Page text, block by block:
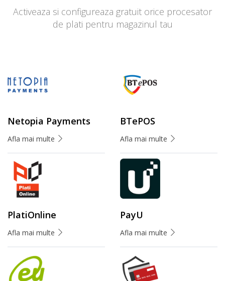
Activeaza si configureaza gratuit orice procesator
de plati pentru magazinul tau
Netopia Payments
Afla mai multe
BTePOS
Afla mai multe
PlatiOnline
Afla mai multe
PayU
Afla mai multe